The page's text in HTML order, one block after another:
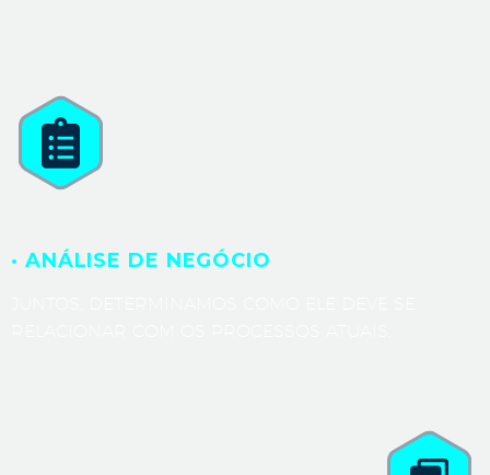
· ANÁLISE DE NEGÓCIO